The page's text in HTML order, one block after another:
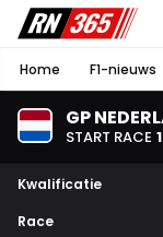
Home F1-nieuws
GP
START RACE
Kwalificatie
Race